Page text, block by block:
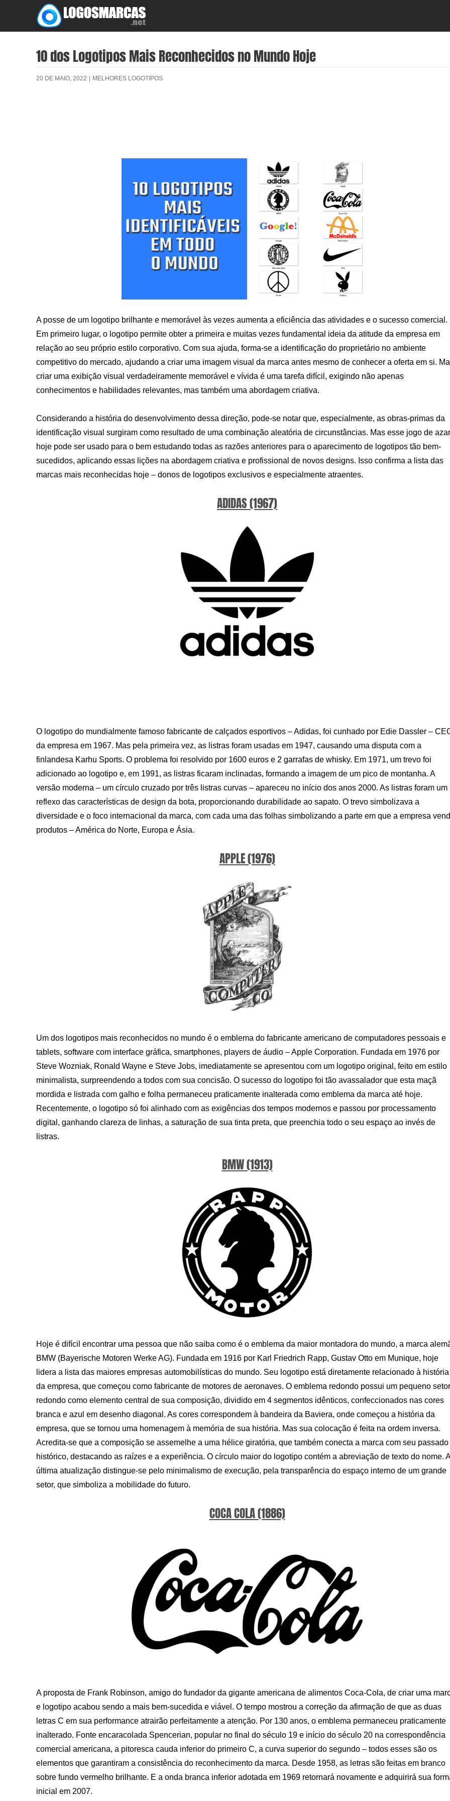
content
10 dos Logotipos Mais Reconhecidos no Mundo Hoje
20 DE MAIO, 2022 | MELHORES LOGOTIPOS
A posse de um logotipo brilhante e memorável às vezes aumenta a eficiência das atividades e o sucesso comercial.
Em primeiro lugar, o logotipo permite obter a primeira e muitas vezes fundamental ideia da atitude da empresa em
relação ao seu próprio estilo corporativo. Com sua ajuda, forma-se a identificação do proprietário no ambiente
competitivo do mercado, ajudando a criar uma imagem visual da marca antes mesmo de conhecer a oferta em si.
criar uma exibição visual verdadeiramente memorável e vívida é uma tarefa difícil, exigindo não apenas
conhecimentos e habilidades relevantes, mas também uma abordagem criativa.
Considerando a história do desenvolvimento dessa direção, pode-se notar que, especialmente, as obras-primas da
identificação visual surgiram como resultado de uma combinação aleatória de circunstâncias. Mas esse jogo de azar
hoje pode ser usado para o bem estudando todas as razões anteriores para o aparecimento de logotipos tão bem-
sucedidos, aplicando essas lições na abordagem criativa e profissional de novos designs. Isso confirma a lista das
marcas mais reconhecidas hoje – donos de logotipos exclusivos e especialmente atraentes.
ADIDAS (1967)
O logotipo do mundialmente famoso fabricante de calçados esportivos – Adidas, foi cunhado por Edie Dassler –
da empresa em 1967. Mas pela primeira vez, as listras foram usadas em 1947, causando uma disputa com a
finlandesa Karhu Sports. O problema foi resolvido por 1600 euros e 2 garrafas de whisky. Em 1971, um trevo foi
adicionado ao logotipo e, em 1991, as listras ficaram inclinadas, formando a imagem de um pico de montanha. A
versão moderna – um círculo cruzado por três listras curvas – apareceu no início dos anos 2000. As listras foram um
reflexo das características de design da bota, proporcionando durabilidade ao sapato. O trevo simbolizava a
diversidade e o foco internacional da marca, com cada uma das folhas simbolizando a parte em que a empresa
produtos – América do Norte, Europa e Ásia.
APPLE (1976)
Um dos logotipos mais reconhecidos no mundo é o emblema do fabricante americano de computadores pessoais e
tablets, software com interface gráfica, smartphones, players de áudio – Apple Corporation. Fundada em 1976 por
Steve Wozniak, Ronald Wayne e Steve Jobs, imediatamente se apresentou com um logotipo original, feito em estilo
minimalista, surpreendendo a todos com sua concisão. O sucesso do logotipo foi tão avassalador que esta maçã
mordida e listrada com galho e folha permaneceu praticamente inalterada como emblema da marca até hoje.
Recentemente, o logotipo só foi alinhado com as exigências dos tempos modernos e passou por processamento
digital, ganhando clareza de linhas, a saturação de sua tinta preta, que preenchia todo o seu espaço ao invés de
listras.
BMW (1913)
Hoje é difícil encontrar uma pessoa que não saiba como é o emblema da maior montadora do mundo, a marca
BMW (Bayerische Motoren Werke AG). Fundada em 1916 por Karl Friedrich Rapp, Gustav Otto em Munique, hoje
lidera a lista das maiores empresas automobilísticas do mundo. Seu logotipo está diretamente relacionado à história
da empresa, que começou como fabricante de motores de aeronaves. O emblema redondo possui um pequeno setor
redondo como elemento central de sua composição, dividido em 4 segmentos idênticos, confeccionados nas cores
branca e azul em desenho diagonal. As cores correspondem à bandeira da Baviera, onde começou a história da
empresa, que se tornou uma homenagem à memória de sua história. Mas sua colocação é feita na ordem inversa.
Acredita-se que a composição se assemelhe a uma hélice giratória, que também conecta a marca com seu passado
histórico, destacando as raízes e a experiência. O círculo maior do logotipo contém a abreviação de texto do nome. A
última atualização distingue-se pelo minimalismo de execução, pela transparência do espaço interno de um grande
setor, que simboliza a mobilidade do futuro.
COCA COLA (1886)
A proposta de Frank Robinson, amigo do fundador da gigante americana de alimentos Coca-Cola, de criar uma
e logotipo acabou sendo a mais bem-sucedida e viável. O tempo mostrou a correção da afirmação de que as duas
letras C em sua performance atrairão perfeitamente a atenção. Por 130 anos, o emblema permaneceu praticamente
inalterado. Fonte encaracolada Spencerian, popular no final do século 19 e início do século 20 na correspondência
comercial americana, a pitoresca cauda inferior do primeiro C, a curva superior do segundo – todos esses são os
elementos que garantiram a consistência do reconhecimento da marca. Desde 1958, as letras são feitas em branco
sobre fundo vermelho brilhante. E a onda branca inferior adotada em 1969 retornará novamente e adquirirá sua
inicial em 2007.